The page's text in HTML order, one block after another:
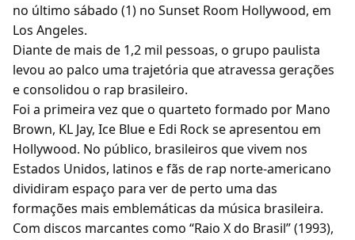
no último sábado (1) no Sunset Room Hollywood, em
Los Angeles.
Diante de mais de 1,2 mil pessoas, o grupo paulista
levou ao palco uma trajetória que atravessa gerações
e consolidou o rap brasileiro.
Foi a primeira vez que o quarteto formado por Mano
Brown, KL Jay, Ice Blue e Edi Rock se apresentou em
Hollywood. No público, brasileiros que vivem nos
Estados Unidos, latinos e fãs de rap norte-americano
dividiram espaço para ver de perto uma das
formações mais emblemáticas da música brasileira.
Com discos marcantes como “Raio X do Brasil” (1993),